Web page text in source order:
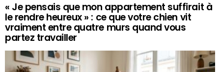
« Je pensais que mon appartement suffirait à
le rendre heureux » : ce que votre chien vit
vraiment entre quatre murs quand vous
partez travailler